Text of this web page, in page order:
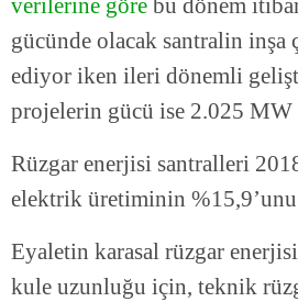
verilerine göre bu dönem
gücünde olacak santralin inşa
ediyor iken ileri dönemli
projelerin gücü ise 2.025
Rüzgar enerjisi santralleri
elektrik üretiminin %15,9’unu
Eyaletin karasal rüzgar
kule uzunluğu için, teknik